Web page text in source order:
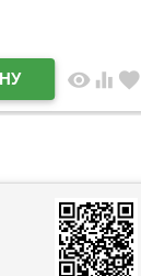
visibility equalizer favorite